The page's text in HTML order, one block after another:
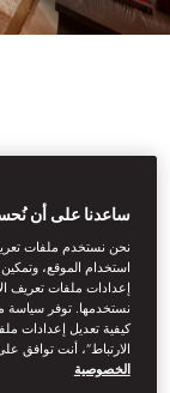
جناح
البحر
تمنح هذه الغرف
ساعدنا على أن
نحن نستخدم ملفات
استخدام الموقع،
إعدادات ملفات تعريف
نستخدمها. توفر سياسة
كيفية تعديل إعدادات
الارتباط”، أنت توافق
الخصوصية